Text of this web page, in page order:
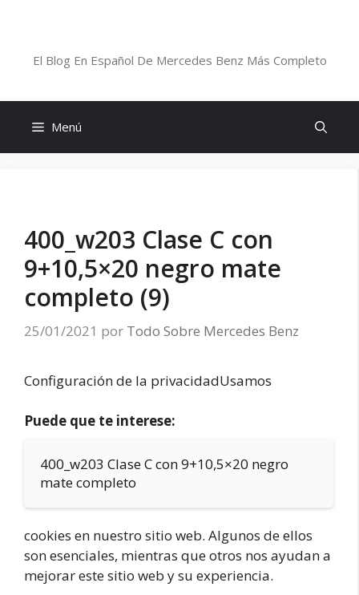
El Blog En Español De Mercedes Benz Más Completo
Menú
400_w203 Clase C con
9+10,5×20 negro mate
completo (9)
25/01/2021 por Todo Sobre Mercedes Benz
Configuración de la privacidadUsamos
Puede que te interese:
400_w203 Clase C con 9+10,5×20 negro
mate completo
cookies en nuestro sitio web. Algunos de ellos
son esenciales, mientras que otros nos ayudan a
mejorar este sitio web y su experiencia.